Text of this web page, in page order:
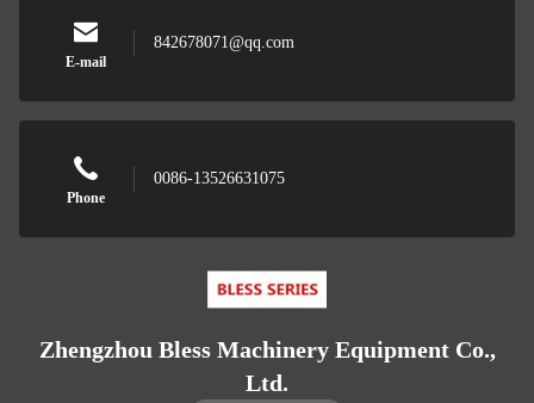
E-mail
842678071@qq.com
Phone
0086-13526631075
Zhengzhou Bless Machinery Equipment Co.,
Ltd.